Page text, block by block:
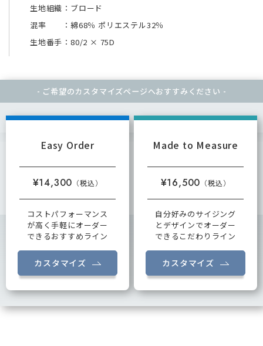
生地組織：ブロード
混率 ：綿68％ ポリエステル32％
生地番手：80/2 × 75D
- ご希望のカスタマイズページへおすすみください -
Easy Order
¥14,300
コストパフォーマンス
が高く手軽にオーダー
できるおすすめライン
カスタマイズ
Made to Measure
¥16,500
自分好みのサイジング
とデザインでオーダー
できるこだわりライン
カスタマイズ